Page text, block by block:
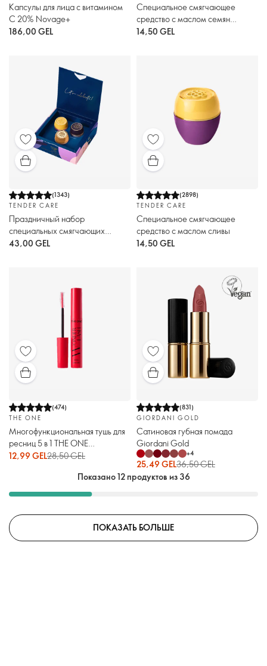
Капсулы для лица с витамином
С 20% Novage+
186,00 GEL
Специальное смягчающее
средство с маслом семян
арбуза. Праздничный выпуск
14,50 GEL
(1343)
TENDER CARE
Праздничный набор
специальных смягчающих
средств
43,00 GEL
(2898)
TENDER CARE
Специальное смягчающее
средство с маслом сливы
14,50 GEL
(474)
THE ONE
Многофункциональная тушь для
ресниц 5 в 1 THE ONE
Wonderlash XXL
12,99 GEL28,50 GEL
(831)
GIORDANI GOLD
Сатиновая губная помада
Giordani Gold
+4
25,49 GEL36,50 GEL
Показано 12 продуктов из 36
ПОКАЗАТЬ БОЛЬШЕ